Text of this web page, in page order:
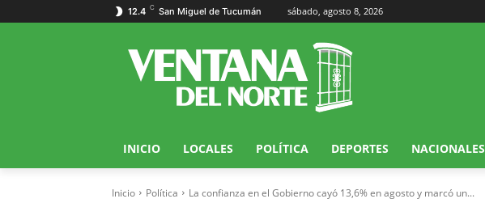
12.4 C San Miguel de Tucumán sábado, agosto 8, 2026
INICIO LOCALES POLÍTICA DEPORTES NACIONALES
Inicio Política La confianza en el Gobierno cayó 13,6% en agosto y marcó un...